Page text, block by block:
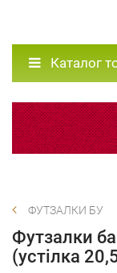
Каталог
ФУТЗАЛКИ БУ
Футзалки
(устілка